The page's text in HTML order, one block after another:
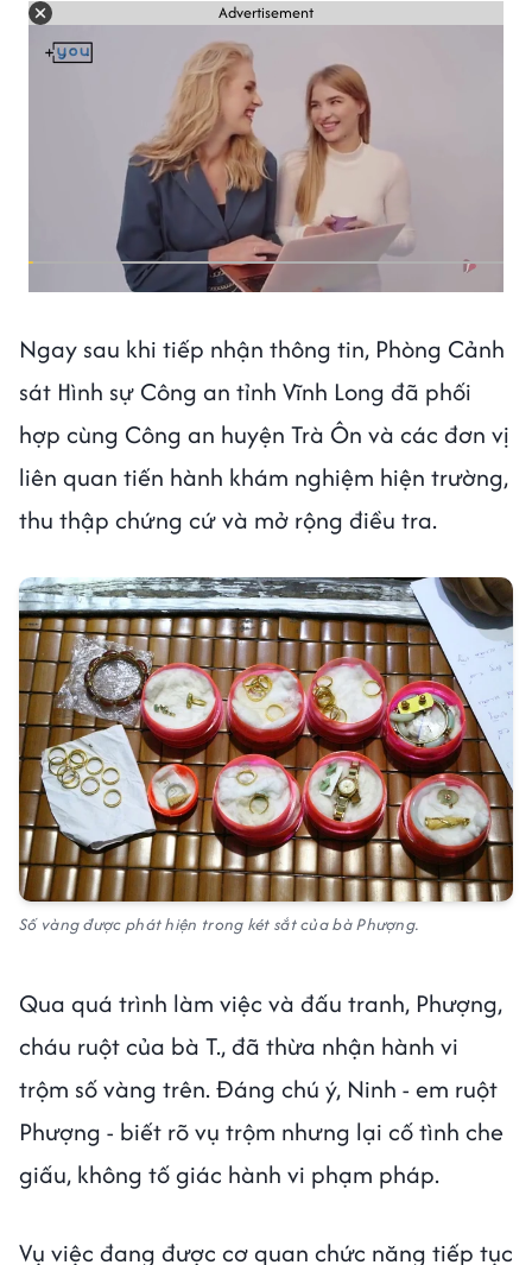
Advertisement
Ngay sau khi tiếp nhận thông tin, Phòng Cảnh
sát Hình sự Công an tỉnh Vĩnh Long đã phối
hợp cùng Công an huyện Trà Ôn và các đơn vị
liên quan tiến hành khám nghiệm hiện trường,
thu thập chứng cứ và mở rộng điều tra.
Số vàng được phát hiện trong két sắt của bà Phượng.
Qua quá trình làm việc và đấu tranh, Phượng,
cháu ruột của bà T., đã thừa nhận hành vi
trộm số vàng trên. Đáng chú ý, Ninh - em ruột
Phượng - biết rõ vụ trộm nhưng lại cố tình che
giấu, không tố giác hành vi phạm pháp.
Vụ việc đang được cơ quan chức năng tiếp tục